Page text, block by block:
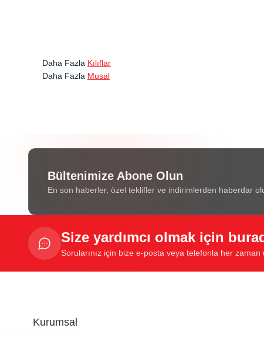
Daha Fazla Kılıflar
Daha Fazla Musal
Bültenimize Abone Olun
En son haberler, özel teklifler ve indirimlerden haberdar
Size yardımcı olmak için
Sorularınız için bize e-posta veya telefonla her zaman
Kurumsal